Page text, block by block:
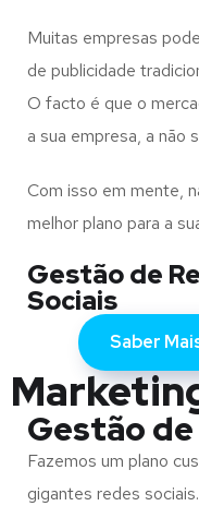
Muitas empresas
de publicidade
O facto é que o
a sua empresa, a não
Com isso em mente,
melhor plano para a
Gestão de
Sociais
Saber
Gestão de
Fazemos um plano
gigantes redes sociais.